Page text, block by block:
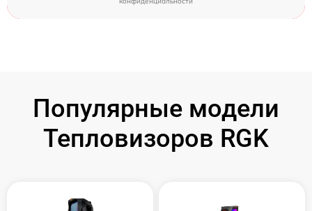
Популярные модели
Тепловизоров RGK